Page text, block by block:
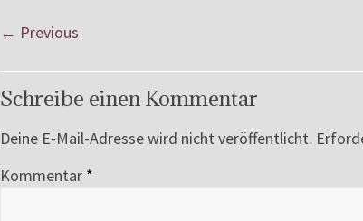
← Previous
Schreibe einen Kommentar
Deine E-Mail-Adresse wird nicht veröffentlicht.
Kommentar *